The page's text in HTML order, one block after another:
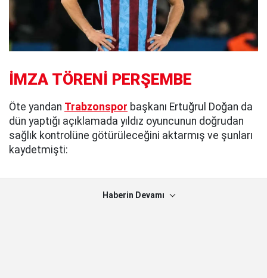
İMZA TÖRENİ PERŞEMBE
Öte yandan Trabzonspor başkanı Ertuğrul Doğan da
dün yaptığı açıklamada yıldız oyuncunun doğrudan
sağlık kontrolüne götürüleceğini aktarmış ve şunları
kaydetmişti:
Haberin Devamı